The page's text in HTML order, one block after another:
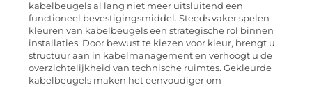
kabelbeugels al lang niet meer uitsluitend een
functioneel bevestigingsmiddel. Steeds vaker spelen
kleuren van kabelbeugels een strategische rol binnen
installaties. Door bewust te kiezen voor kleur, brengt u
structuur aan in kabelmanagement en verhoogt u de
overzichtelijkheid van technische ruimtes. Gekleurde
kabelbeugels maken het eenvoudiger om